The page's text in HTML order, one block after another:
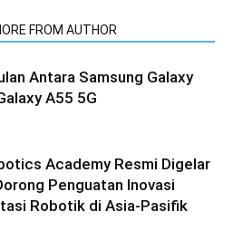
FROM AUTHOR
Antara Samsung Galaxy
A55 5G
Academy Resmi Digelar
Penguatan Inovasi
Robotik di Asia-Pasifik